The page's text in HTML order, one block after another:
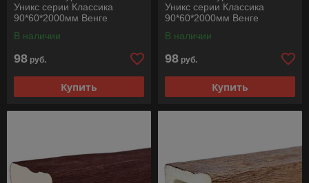
Уникс серии Классика
90*60*2000мм Венге
В наличии
98 руб.
Купить
Уникс серии Классика
90*60*2000мм Венге
В наличии
98 руб.
Купить